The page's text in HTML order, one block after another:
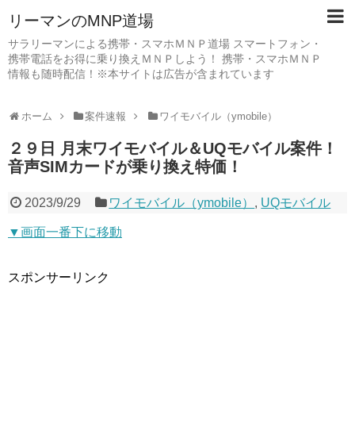
リーマンのMNP道場
サラリーマンによる携帯・スマホＭＮＰ道場 スマートフォン・
携帯電話をお得に乗り換えＭＮＰしよう！ 携帯・スマホＭＮＰ
情報も随時配信！※本サイトは広告が含まれています
ホーム 案件速報 ワイモバイル（ymobile）
２９日 月末ワイモバイル＆UQモバイル案件！
音声SIMカードが乗り換え特価！
2023/9/29 ワイモバイル（ymobile） , UQモバイル
▼画面一番下に移動
スポンサーリンク